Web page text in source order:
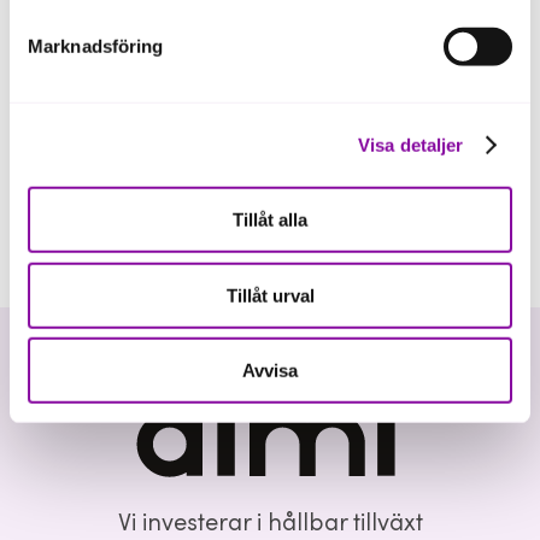
Marknadsföring
Visa detaljer
Tillåt alla
Tillåt urval
Avvisa
Vi investerar i hållbar tillväxt